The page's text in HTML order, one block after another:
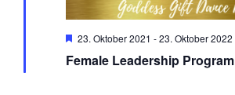
Hervorgehoben
23. Oktober 2021 -23. Oktober 2022
Female Leadership Program